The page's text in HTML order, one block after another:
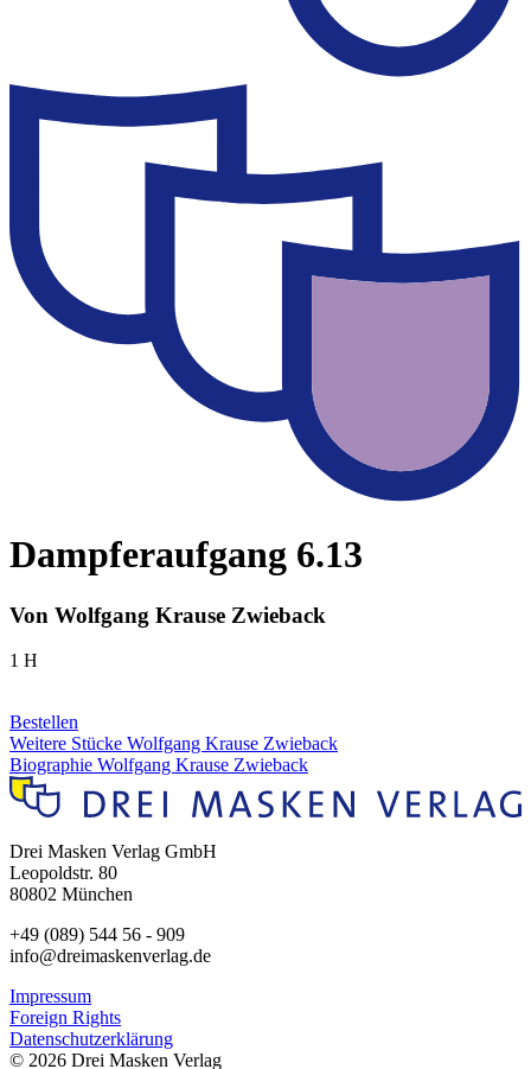
Dampferaufgang 6.13
Von Wolfgang Krause Zwieback
1 H
Bestellen
Weitere Stücke Wolfgang Krause Zwieback
Biographie Wolfgang Krause Zwieback
Drei Masken Verlag GmbH
Leopoldstr. 80
80802 München
+49 (089) 544 56 - 909
info@dreimaskenverlag.de
Impressum
Foreign Rights
Datenschutzerklärung
© 2026 Drei Masken Verlag